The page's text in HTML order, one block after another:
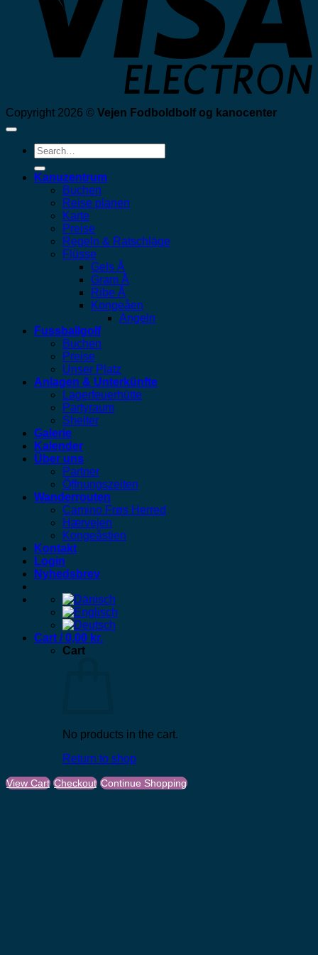
Copyright 2026 © Vejen Fodboldbolf og kanocenter
Search
for:
Kanuzentrum
Buchen
Reise planen
Karte
Preise
Regeln & Ratschläge
Flüsse
Gels Å
Gram Å
Ribe Å
Kongeåen
Angeln
Fussballgolf
Buchen
Preise
Unser Platz
Anlagen & Unterkünfte
Lagerfeuerhütte
Partyraum
Shelter
Galerie
Kalender
Über uns
Partner
Öffnungszeiten
Wanderrouten
Camino Frøs Herred
Hærvejen
Kongeåstien
Kontakt
Login
Nyhedsbrev
Cart /0,00 kr.
Cart
No products in the cart.
Return to shop
View Cart Checkout Continue Shopping